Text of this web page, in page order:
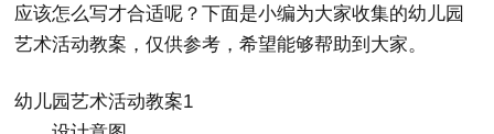
应该怎么写才合适呢？下面是小编为大家收集的幼儿园
艺术活动教案，仅供参考，希望能够帮助到大家。
幼儿园艺术活动教案1